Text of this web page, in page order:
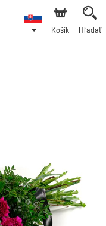
Košík Hľadať